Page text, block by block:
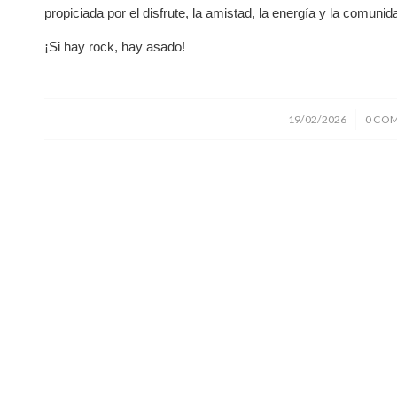
propiciada por el disfrute, la amistad, la energía y la
¡Si hay rock, hay asado!
19/02/2026
/ 0